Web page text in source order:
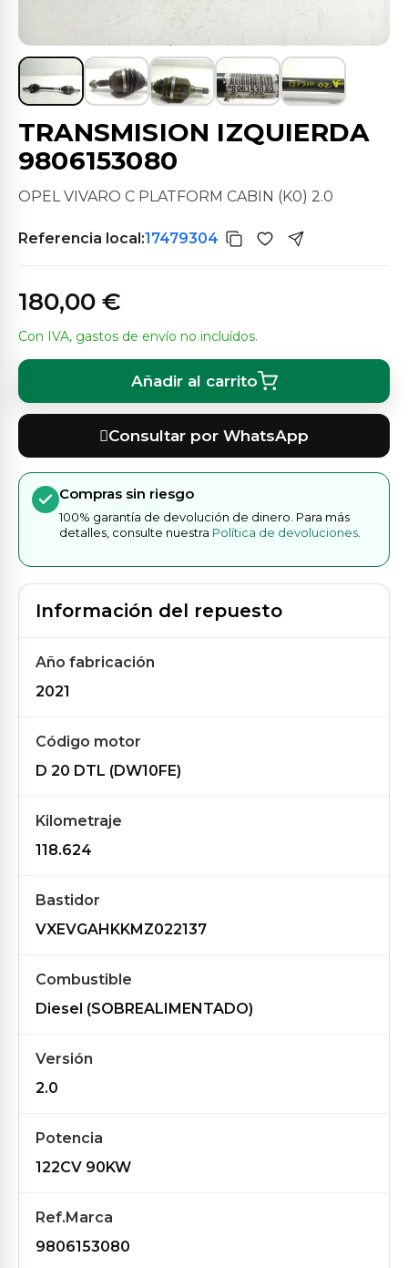
TRANSMISION IZQUIERDA
9806153080
OPEL VIVARO C PLATFORM CABIN (K0) 2.0
Referencia local:17479304
180,00 €
Con IVA, gastos de envío no incluídos.
Añadir al carrito
Consultar por WhatsApp
Compras sin riesgo
100% garantía de devolución de dinero. Para más
detalles, consulte nuestra Política de devoluciones
Información del repuesto
Año fabricación
2021
Código motor
D 20 DTL (DW10FE)
Kilometraje
118.624
Bastidor
VXEVGAHKKMZ022137
Combustible
Diesel (SOBREALIMENTADO)
Versión
2.0
Potencia
122CV 90KW
Ref.Marca
9806153080